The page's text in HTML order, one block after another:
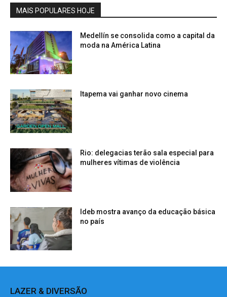
MAIS POPULARES HOJE
Medellín se consolida como a capital da
moda na América Latina
Itapema vai ganhar novo cinema
Rio: delegacias terão sala especial para
mulheres vítimas de violência
Ideb mostra avanço da educação básica
no país
LAZER & DIVERSÃO